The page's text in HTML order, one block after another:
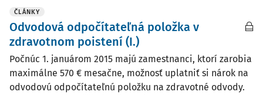
ČLÁNKY
Odvodová odpočítateľná položka v
zdravotnom poistení (I.)
Počnúc 1. januárom 2015 majú zamestnanci, ktorí zarobia
maximálne 570 € mesačne, možnosť uplatniť si nárok na
odvodovú odpočítateľnú položku na zdravotné odvody.